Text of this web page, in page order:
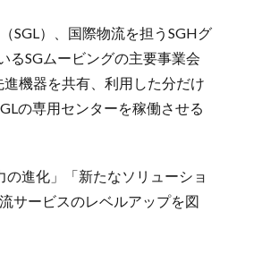
SGL）、国際物流を担うSGHグ
るSGムービングの主要事業会
機器を共有、利用した分だけ
の専用センターを稼働させる
進化」「新たなソリューショ
サービスのレベルアップを図